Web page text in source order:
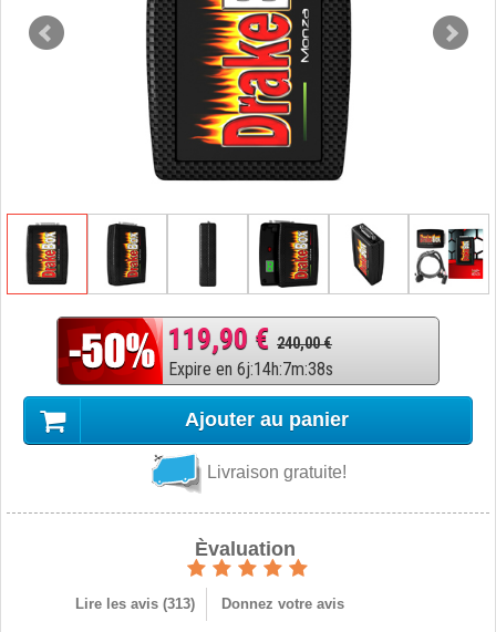
119,90 € 240,00 €
Expire en 6j:14h:7m:37s
Ajouter au panier
Livraison gratuite!
Èvaluation
Lire les avis (313) Donnez votre avis